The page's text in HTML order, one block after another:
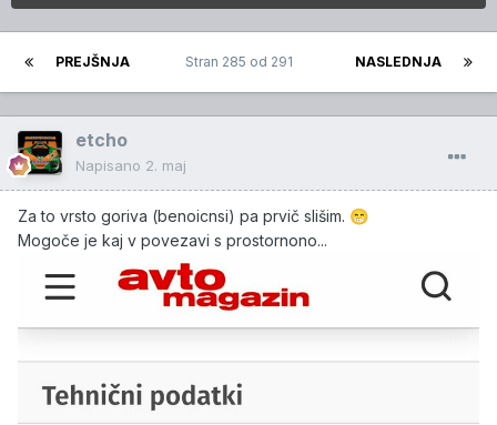
PREJŠNJA NASLEDNJA
Stran 285 od 291
etcho
Napisano 2. maj
Za to vrsto goriva (benoicnsi) pa prvič slišim. 😁
Mogoče je kaj v povezavi s prostornono...